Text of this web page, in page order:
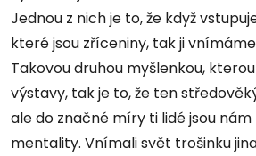
Jednou z nich je to, že když
které jsou zříceniny, tak ji
Takovou druhou myšlenkou,
výstavy, tak je to, že ten
ale do značné míry ti lidé jsou
mentality. Vnímali svět trošinku